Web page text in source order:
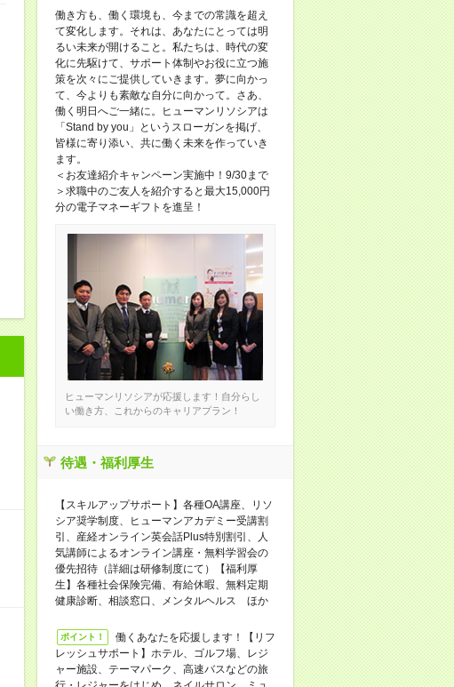
働き方も、働く環境も、今までの常識を超え
て変化します。それは、あなたにとっては明
るい未来が開けること。私たちは、時代の変
化に先駆けて、サポート体制やお役に立つ施
策を次々にご提供していきます。夢に向かっ
て、今よりも素敵な自分に向かって。さあ、
働く明日へご一緒に。ヒューマンリソシアは
「Stand by you」というスローガンを掲げ、
皆様に寄り添い、共に働く未来を作っていき
ます。
＜お友達紹介キャンペーン実施中！9/30まで
＞求職中のご友人を紹介すると最大15,000円
分の電子マネーギフトを進呈！
ヒューマンリソシアが応援します！自分らし
い働き方、これからのキャリアプラン！
待遇・福利厚生
【スキルアップサポート】各種OA講座、リソ
シア奨学制度、ヒューマンアカデミー受講割
引、産経オンライン英会話Plus特別割引、人
気講師によるオンライン講座・無料学習会の
優先招待（詳細は研修制度にて）【福利厚
生】各種社会保険完備、有給休暇、無料定期
健康診断、相談窓口、メンタルヘルス ほか
ポイント！
働くあなたを応援します！【リフ
レッシュサポート】ホテル、ゴルフ場、レジ
ャー施設、テーマパーク、高速バスなどの旅